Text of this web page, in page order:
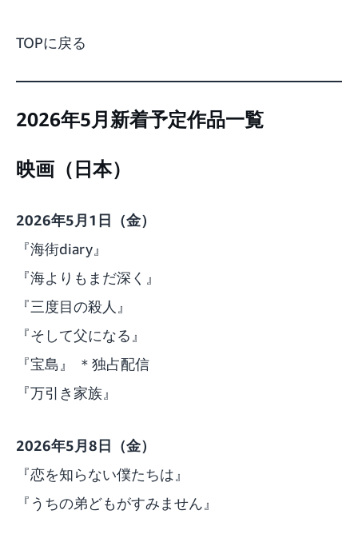
TOPに戻る
2026年5月新着予定作品一覧
映画（日本）
2026年5月1日（金）
『海街diary』
『海よりもまだ深く』
『三度目の殺人』
『そして父になる』
『宝島』 ＊独占配信
『万引き家族』
2026年5月8日（金）
『恋を知らない僕たちは』
『うちの弟どもがすみません』